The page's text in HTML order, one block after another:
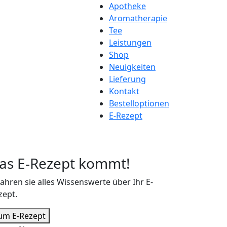
Apotheke
Aromatherapie
Tee
Leistungen
Shop
Neuigkeiten
Lieferung
Kontakt
Bestelloptionen
E-Rezept
E-Rezept kommt!
sie alles Wissenswerte über Ihr E-
E-Rezept